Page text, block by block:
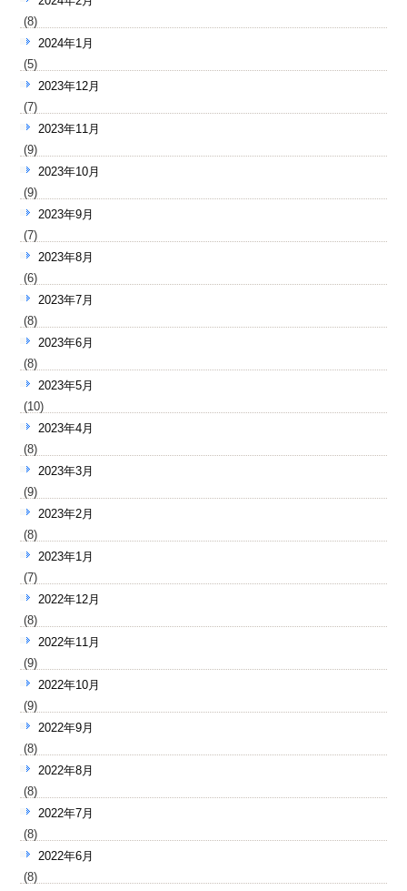
(8)
2024年1月
(5)
2023年12月
(7)
2023年11月
(9)
2023年10月
(9)
2023年9月
(7)
2023年8月
(6)
2023年7月
(8)
2023年6月
(8)
2023年5月
(10)
2023年4月
(8)
2023年3月
(9)
2023年2月
(8)
2023年1月
(7)
2022年12月
(8)
2022年11月
(9)
2022年10月
(9)
2022年9月
(8)
2022年8月
(8)
2022年7月
(8)
2022年6月
(8)